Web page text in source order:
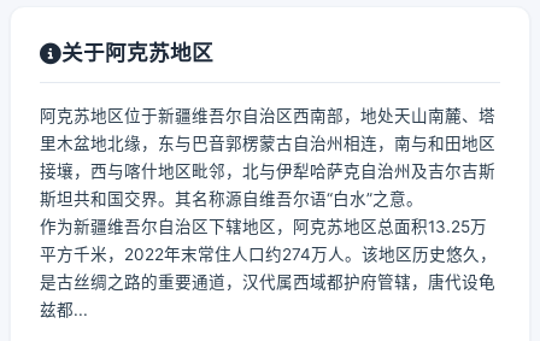
关于阿克苏地区
阿克苏地区位于新疆维吾尔自治区西南部，地处天山南麓、塔
里木盆地北缘，东与巴音郭楞蒙古自治州相连，南与和田地区
接壤，西与喀什地区毗邻，北与伊犁哈萨克自治州及吉尔吉斯
斯坦共和国交界。其名称源自维吾尔语“白水”之意。
作为新疆维吾尔自治区下辖地区，阿克苏地区总面积13.25万
平方千米，2022年末常住人口约274万人。该地区历史悠久，
是古丝绸之路的重要通道，汉代属西域都护府管辖，唐代设龟
兹都...